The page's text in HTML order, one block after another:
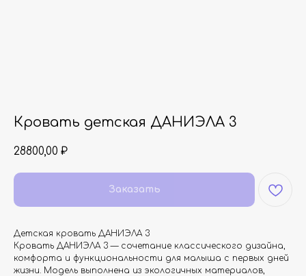
Кровать детская ДАНИЭЛА 3
28800,00 ₽
Заказать
Детская кровать ДАНИЭЛА 3
Кровать ДАНИЭЛА 3 — сочетание классического дизайна,
комфорта и функциональности для малыша с первых дней
жизни. Модель выполнена из экологичных материалов,